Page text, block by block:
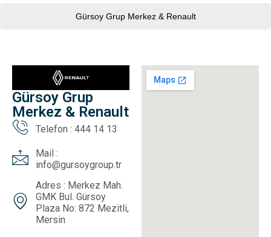
Gürsoy Grup Merkez & Renault
Gürsoy Grup
Merkez & Renault
Telefon : 444 14 13
Mail :
info@gursoygroup.tr
Adres : Merkez Mah.
GMK Bul. Gürsoy
Plaza No: 872 Mezitli,
Mersin